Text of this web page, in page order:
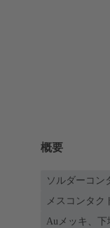
概要
ソルダーコン
メスコンタク
Auメッキ、下